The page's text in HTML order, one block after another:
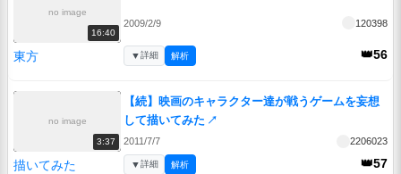
no image
16:40
2009/2/9 120398
東方 👑56
▼詳細 解析
no image
3:37
【続】映画のキャラクター達が戦うゲームを妄想
して描いてみた ↗
2011/7/7 2206023
描いてみた 👑57
▼詳細 解析